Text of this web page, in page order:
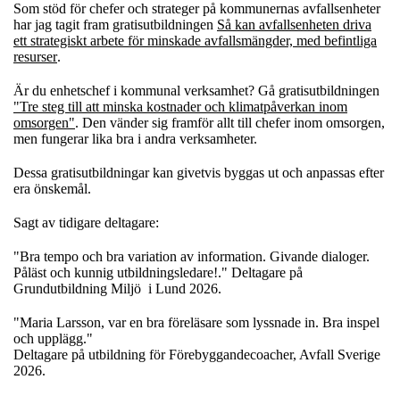
Som stöd för chefer och strateger på kommunernas avfallsenheter
har jag tagit fram gratisutbildningen Så kan avfallsenheten driva
ett strategiskt arbete för minskade avfallsmängder, med befintliga
resurser.
Är du enhetschef i kommunal verksamhet? Gå gratisutbildningen
"Tre steg till att minska kostnader och klimatpåverkan inom
omsorgen". Den vänder sig framför allt till chefer inom omsorgen,
men fungerar lika bra i andra verksamheter.
Dessa gratisutbildningar kan givetvis byggas ut och anpassas efter
era önskemål.
Sagt av tidigare deltagare:
"Bra tempo och bra variation av information. Givande dialoger.
Påläst och kunnig utbildningsledare!." Deltagare på
Grundutbildning Miljö i Lund 2026.
"Maria Larsson, var en bra föreläsare som lyssnade in. Bra inspel
och upplägg."
Deltagare på utbildning för Förebyggandecoacher, Avfall Sverige
2026.